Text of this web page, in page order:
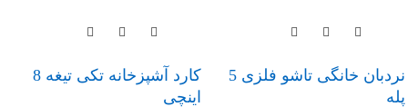
نردبان خانگی تاشو فلزی 5
پله
کارد آشپزخانه تکی تیغه 8
اینچی